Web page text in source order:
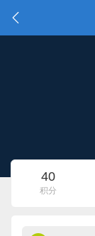
40
积分